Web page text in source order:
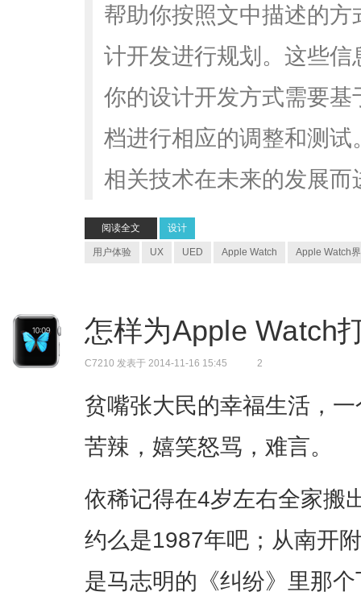
帮助你按照文中描述的
计开发进行规划。这些
你的设计开发方式需要
档进行相应的调整和测
相关技术在未来的发展而
阅读全文 设计
用户体验 UX UED Apple Watch Apple Watch
怎样为Apple Watch
C7210 发表于 2014-11-16 15:45 2
贫嘴张大民的幸福生活，
苦辣，嬉笑怒骂，难言。
依稀记得在4岁左右全家搬
约么是1987年吧；从南开
是马志明的《纠纷》里那